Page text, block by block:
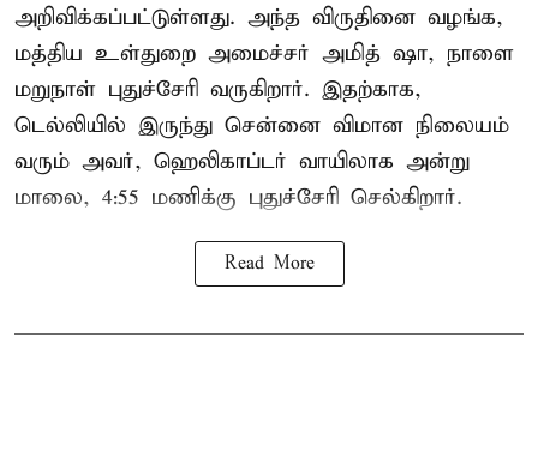
அறிவிக்கப்பட்டுள்ளது. அந்த விருதினை வழங்க,
மத்திய உள்துறை அமைச்சர் அமித் ஷா, நாளை
மறுநாள் புதுச்சேரி வருகிறார். இதற்காக,
டெல்லியில் இருந்து சென்னை விமான நிலையம்
வரும் அவர், ஹெலிகாப்டர் வாயிலாக அன்று
மாலை, 4:55 மணிக்கு புதுச்சேரி செல்கிறார்.
Read More